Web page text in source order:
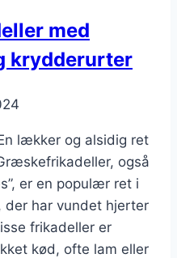
med
krydderurter
lækker og alsidig ret
også
er en populær ret i
har vundet hjerter
frikadeller er
kød, ofte lam eller